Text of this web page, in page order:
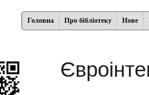
Головна Про бібліотеку Нове